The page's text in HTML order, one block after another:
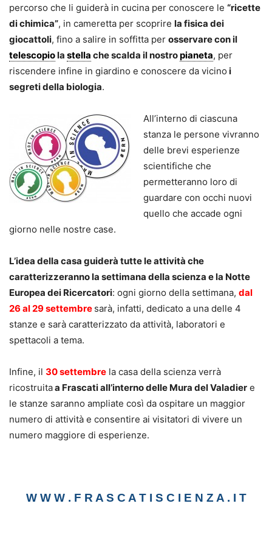
percorso che li guiderà in cucina per conoscere le “ricette
di chimica”, in cameretta per scoprire la fisica dei
giocattoli, fino a salire in soffitta per osservare con il
telescopiola stella che scalda il nostropianeta, per
riscendere infine in giardino e conoscere da vicino i
segreti della biologia.
All’interno di ciascuna
stanza le persone vivranno
delle brevi esperienze
scientifiche che
permetteranno loro di
guardare con occhi nuovi
quello che accade ogni
giorno nelle nostre case.
L’idea della casa guiderà tutte le attività che
caratterizzeranno la settimana della scienza e la Notte
Europea dei Ricercatori: ogni giorno della settimana, dal
26 al 29 settembre sarà, infatti, dedicato a una delle 4
stanze e sarà caratterizzato da attività, laboratori e
spettacoli a tema.
Infine, il 30 settembre la casa della scienza verrà
ricostruitaa Frascati all’interno delle Mura del Valadier e
le stanze saranno ampliate così da ospitare un maggior
numero di attività e consentire ai visitatori di vivere un
numero maggiore di esperienze.
W W W . F R A S C A T I S C I E N Z A . I T